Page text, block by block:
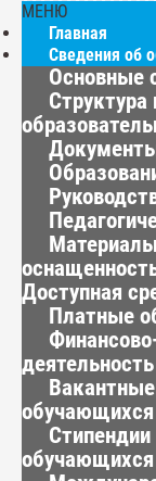
МЕНЮ
Главная
Сведения об
Основные
Структура
Доступная
Платные
деятельность
обучающихся
обучающихся